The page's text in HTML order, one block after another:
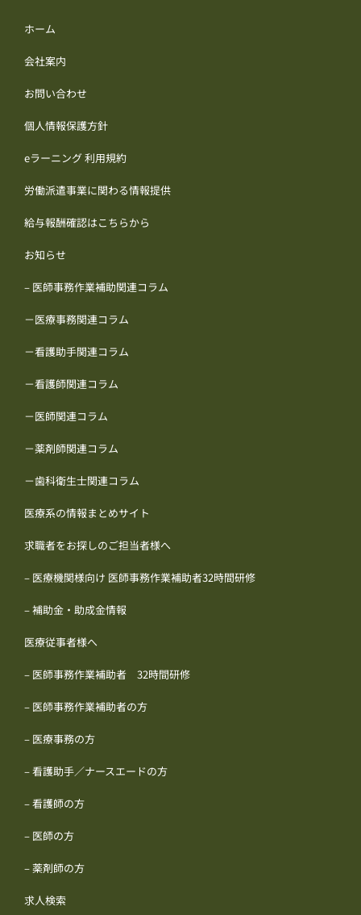
ホーム
会社案内
お問い合わせ
個人情報保護方針
eラーニング 利用規約
労働派遣事業に関わる情報提供
給与報酬確認はこちらから
お知らせ
– 医師事務作業補助関連コラム
－医療事務関連コラム
－看護助手関連コラム
－看護師関連コラム
－医師関連コラム
－薬剤師関連コラム
－歯科衛生士関連コラム
医療系の情報まとめサイト
求職者をお探しのご担当者様へ
– 医療機関様向け 医師事務作業補助者32時間研修
– 補助金・助成金情報
医療従事者様へ
– 医師事務作業補助者 32時間研修
– 医師事務作業補助者の方
– 医療事務の方
– 看護助手／ナースエードの方
– 看護師の方
– 医師の方
– 薬剤師の方
求人検索